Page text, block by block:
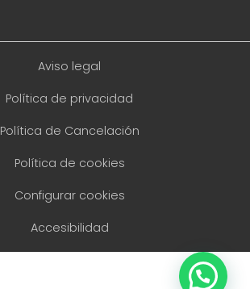
Aviso legal
Política de privacidad
Política de Cancelación
Política de cookies
Configurar cookies
Accesibilidad